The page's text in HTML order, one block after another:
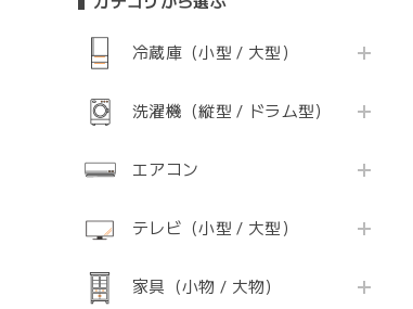
冷蔵庫（小型 / 大型）
洗濯機（縦型 / ドラム型）
エアコン
テレビ（小型 / 大型）
家具（小物 / 大物）